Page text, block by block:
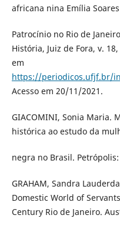
africana nina Emília
Patrocínio no Rio de
História, Juiz de Fora, v.
em
https://periodicos.ufjf.br/
Acesso em 20/11/2021.
GIACOMINI, Sonia Maria.
histórica ao estudo da
negra no Brasil. Petrópolis:
GRAHAM, Sandra
Domestic World of
Century Rio de Janeiro.